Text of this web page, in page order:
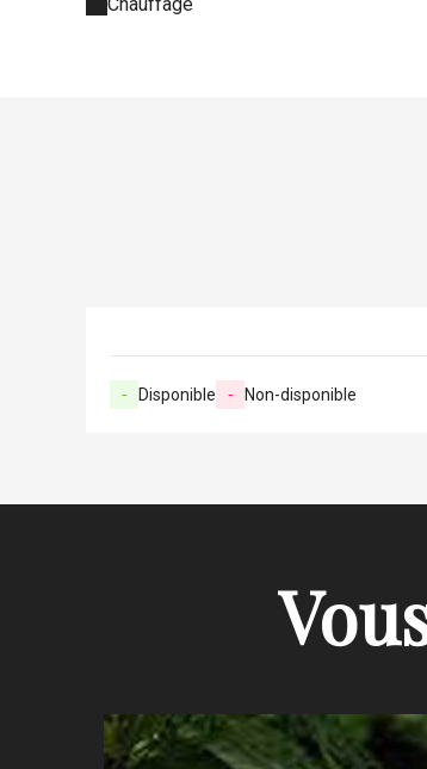
Chauffage
- Disponible - Non-disponible